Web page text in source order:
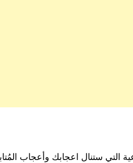
التي ستنال اعجابك وأعجاب